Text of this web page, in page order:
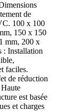
de
100 x 100
150 x 150
mm, 200 x
: Installation
faciles.
de réduction
est basée
et charges